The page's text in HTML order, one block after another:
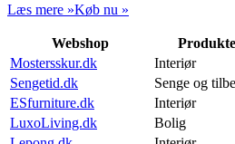
Læs mere »Køb nu »
Webshop
Mostersskur.dk
Interiør
Sengetid.dk
Senge og
ESfurniture.dk
Interiør
LuxoLiving.dk
Bolig